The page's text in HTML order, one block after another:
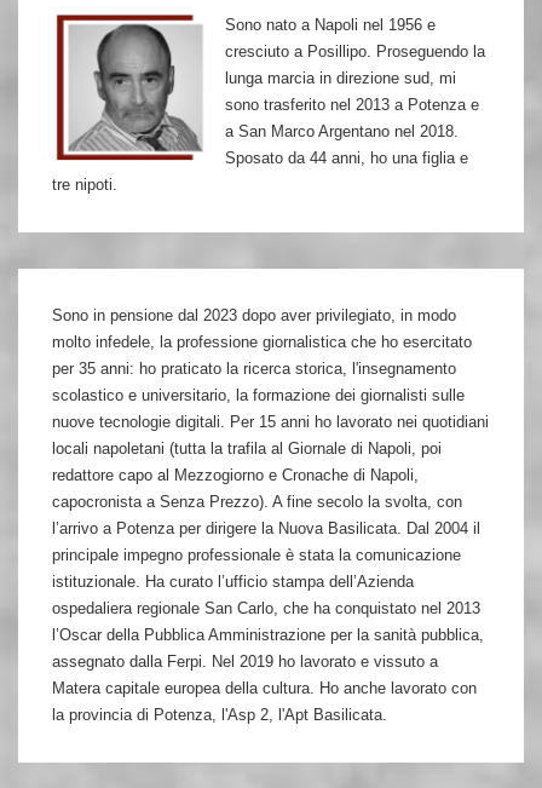
Sono nato a Napoli nel 1956 e
cresciuto a Posillipo. Proseguendo la
lunga marcia in direzione sud, mi
sono trasferito nel 2013 a Potenza e
a San Marco Argentano nel 2018.
Sposato da 44 anni, ho una figlia e
tre nipoti.
Sono in pensione dal 2023 dopo aver privilegiato, in modo
molto infedele, la professione giornalistica che ho esercitato
per 35 anni: ho praticato la ricerca storica, l'insegnamento
scolastico e universitario, la formazione dei giornalisti sulle
nuove tecnologie digitali. Per 15 anni ho lavorato nei quotidiani
locali napoletani (tutta la trafila al Giornale di Napoli, poi
redattore capo al Mezzogiorno e Cronache di Napoli,
capocronista a Senza Prezzo). A fine secolo la svolta, con
l’arrivo a Potenza per dirigere la Nuova Basilicata. Dal 2004 il
principale impegno professionale è stata la comunicazione
istituzionale. Ha curato l’ufficio stampa dell’Azienda
ospedaliera regionale San Carlo, che ha conquistato nel 2013
l’Oscar della Pubblica Amministrazione per la sanità pubblica,
assegnato dalla Ferpi. Nel 2019 ho lavorato e vissuto a
Matera capitale europea della cultura. Ho anche lavorato con
la provincia di Potenza, l'Asp 2, l'Apt Basilicata.